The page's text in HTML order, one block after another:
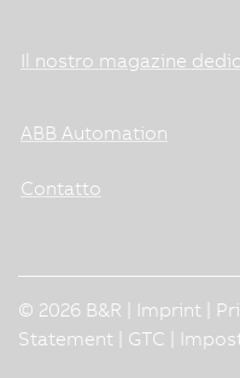
Il nostro magazine
ABB Automation
Contatto
© 2026 B&R | Imprint
Statement
GTC